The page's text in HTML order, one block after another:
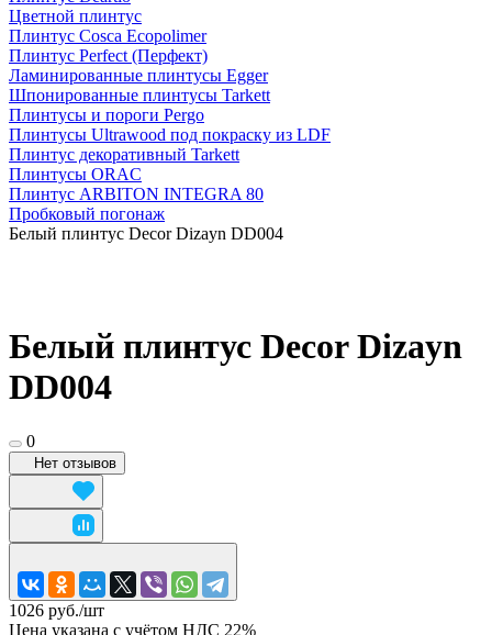
Цветной плинтус
Плинтус Cosca Ecopolimer
Плинтус Perfect (Перфект)
Ламинированные плинтусы Egger
Шпонированные плинтусы Tarkett
Плинтусы и пороги Pergo
Плинтусы Ultrawood под покраску из LDF
Плинтус декоративный Tarkett
Плинтусы ORAC
Плинтус ARBITON INTEGRA 80
Пробковый погонаж
Белый плинтус Decor Dizayn DD004
Белый плинтус Decor Dizayn
DD004
0
Нет отзывов
1026 руб./шт
Цена указана с учётом НДС 22%